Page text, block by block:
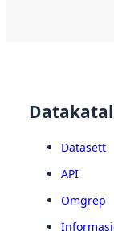
Datasett
API
Omgrep